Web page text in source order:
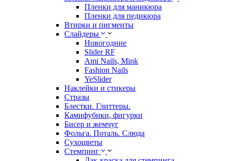
Пленки для маникюра
Пленки для педикюра
Втирки и пигменты
Слайдеры
Новогодние
Slider RF
Ami Nails, Mink
Fashion Nails
YeSlider
Наклейки и стикеры
Стразы
Блестки. Глиттеры.
Камифубики, фигурки
Бисер и жемчуг
Фольга. Поталь. Слюда
Сухоцветы
Стемпинг